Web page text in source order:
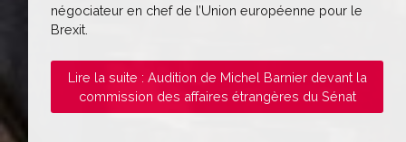
négociateur en chef de l’Union européenne pour le
Brexit.
Lire la suite : Audition de Michel Barnier devant la
commission des affaires étrangères du Sénat